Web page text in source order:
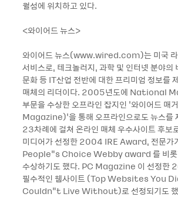
월섬에 위치하고 있다.
<와이어드 뉴스>
와이어드 뉴스(www.wired.com)는 미국 라
서비스로, 테크놀러지, 과학 및 인터넷 분야의
문화 등 IT산업 전반에 대한 프리미엄 정보를
매체의 리더이다. 2005년도에 National
부문을 수상한 오프라인 잡지인 ‘와이어드 매
Magazine)’을 통해 오프라인으로도 뉴스를
23차례에 걸쳐 온라인 매체 우수사이트 후보
미디어가 선정한 2004 IRE Award, 전문
People“s Choice Webby award 를 비롯
수상하기도 했다. PC Magazine 이 선정한
필수적인 웹사이트 (Top Websites You
Couldn“t Live Without)로 선정되기도